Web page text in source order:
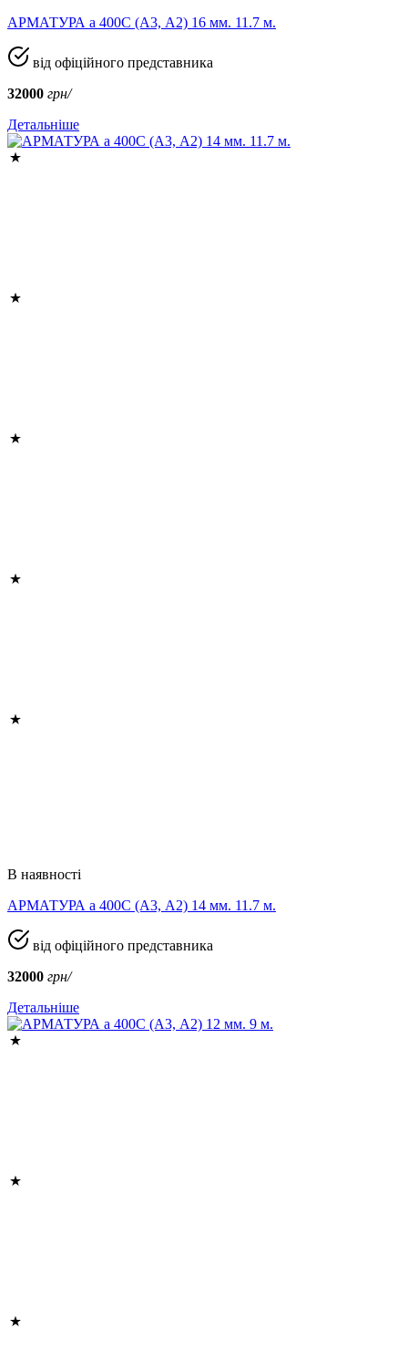
АРМАТУРА а 400C (A3, А2) 16 мм. 11.7 м.
від офіційного представника
32000 грн/
Детальніше
В наявності
АРМАТУРА а 400C (A3, А2) 14 мм. 11.7 м.
від офіційного представника
32000 грн/
Детальніше